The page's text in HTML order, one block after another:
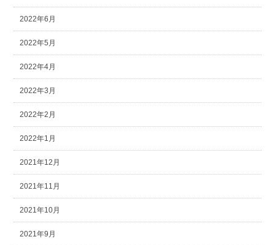
2022年6月
2022年5月
2022年4月
2022年3月
2022年2月
2022年1月
2021年12月
2021年11月
2021年10月
2021年9月